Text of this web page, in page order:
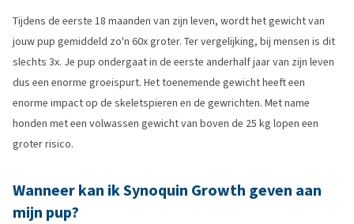
Tijdens de eerste 18 maanden van zijn leven, wordt het gewicht van
jouw pup gemiddeld zo'n 60x groter. Ter vergelijking, bij mensen is dit
slechts 3x. Je pup ondergaat in de eerste anderhalf jaar van zijn leven
dus een enorme groeispurt. Het toenemende gewicht heeft een
enorme impact op de skeletspieren en de gewrichten. Met name
honden met een volwassen gewicht van boven de 25 kg lopen een
groter risico.
Wanneer kan ik Synoquin Growth geven aan
mijn pup?